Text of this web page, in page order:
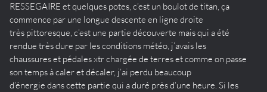
RESSEGAIRE et quelques potes, c’est un boulot de titan, ça
commence par une longue descente en ligne droite
très pittoresque, c’est une partie découverte mais qui a été
rendue très dure par les conditions météo, j’avais les
chaussures et pédales xtr chargée de terres et comme on passe
son temps à caler et décaler, j’ai perdu beaucoup
d’énergie dans cette partie qui a duré près d’une heure. Si les